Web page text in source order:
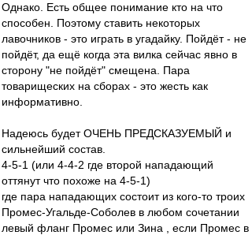
Однако. Есть общее понимание кто на что
способен. Поэтому ставить некоторых
лавочников - это играть в угадайку. Пойдёт - не
пойдёт, да ещё когда эта вилка сейчас явно в
сторону "не пойдёт" смещена. Пара
товарищеских на сборах - это жесть как
информативно.
Надеюсь будет ОЧЕНЬ ПРЕДСКАЗУЕМЫЙ и
сильнейший состав.
4-5-1 (или 4-4-2 где второй нападающий
оттянут что похоже на 4-5-1)
где пара нападающих состоит из кого-то троих
Промес-Угальде-Соболев в любом сочетании
левый фланг Промес или Зина , если Промес в